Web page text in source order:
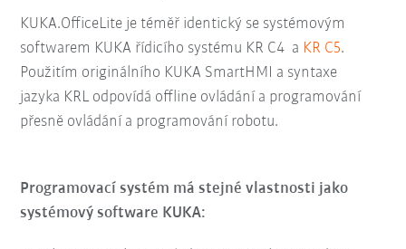
KUKA.OfficeLite je téměř identický se systémovým
softwarem KUKA řídicího systému KR C4 a KR C5.
Použitím originálního KUKA SmartHMI a syntaxe
jazyka KRL odpovídá offline ovládání a programování
přesně ovládání a programování robotu.
Programovací systém má stejné vlastnosti jako
systémový software KUKA: